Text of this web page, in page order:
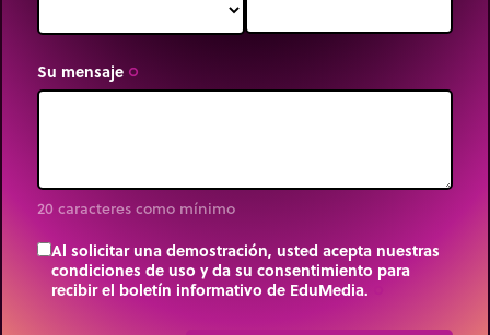
Su mensaje trip_origin
20 caracteres como mínimo
Al solicitar una demostración, usted acepta nuestras
condiciones de uso y da su consentimiento para
recibir el boletín informativo de EduMedia.